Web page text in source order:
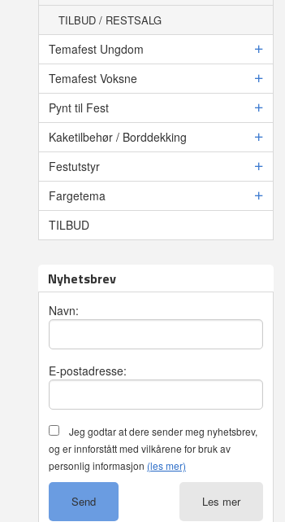
TILBUD / RESTSALG
Temafest Ungdom
Temafest Voksne
Pynt til Fest
Kaketilbehør / Borddekking
Festutstyr
Fargetema
TILBUD
Nyhetsbrev
Navn:
E-postadresse:
Jeg godtar at dere sender meg nyhetsbrev,
og er innforstått med vilkårene for bruk av
personlig informasjon (les mer)
Les mer